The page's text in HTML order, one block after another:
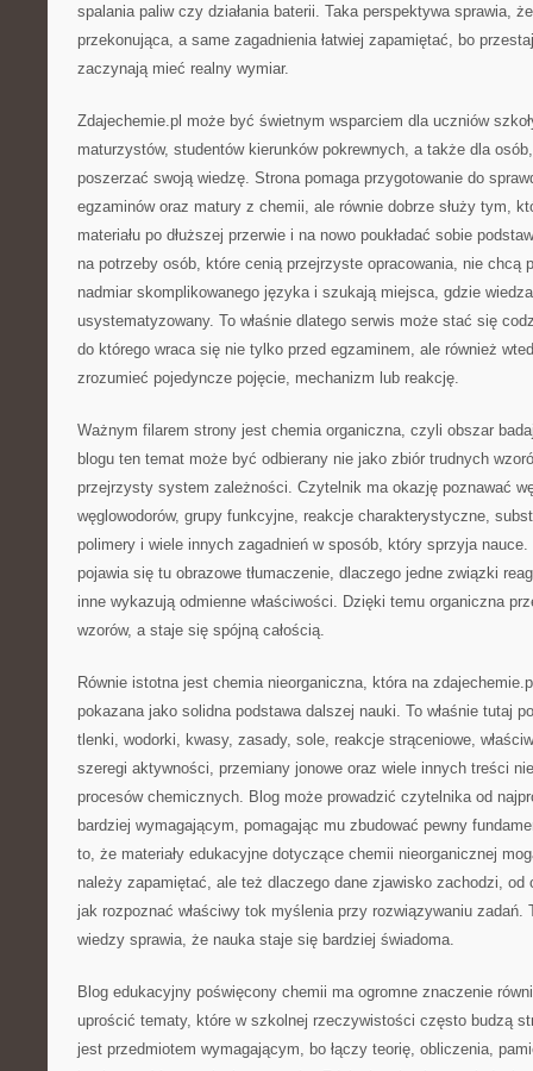
spalania paliw czy działania baterii. Taka perspektywa sprawia,
przekonująca, a same zagadnienia łatwiej zapamiętać, bo
zaczynają mieć realny wymiar.
Zdajechemie.pl może być świetnym wsparciem dla uczniów
maturzystów, studentów kierunków pokrewnych, a także dla
poszerzać swoją wiedzę. Strona pomaga przygotowanie do
egzaminów oraz matury z chemii, ale równie dobrze służy tym,
materiału po dłuższej przerwie i na nowo poukładać sobie
na potrzeby osób, które cenią przejrzyste opracowania, nie chcą
nadmiar skomplikowanego języka i szukają miejsca, gdzie
usystematyzowany. To właśnie dlatego serwis może stać się
do którego wraca się nie tylko przed egzaminem, ale również
zrozumieć pojedyncze pojęcie, mechanizm lub reakcję.
Ważnym filarem strony jest chemia organiczna, czyli obszar
blogu ten temat może być odbierany nie jako zbiór trudnych
przejrzysty system zależności. Czytelnik ma okazję poznawać
węglowodorów, grupy funkcyjne, reakcje charakterystyczne,
polimery i wiele innych zagadnień w sposób, który sprzyja
pojawia się tu obrazowe tłumaczenie, dlaczego jedne związki
inne wykazują odmienne właściwości. Dzięki temu organiczna
wzorów, a staje się spójną całością.
Równie istotna jest chemia nieorganiczna, która na
pokazana jako solidna podstawa dalszej nauki. To właśnie tutaj
tlenki, wodorki, kwasy, zasady, sole, reakcje strąceniowe,
szeregi aktywności, przemiany jonowe oraz wiele innych treści
procesów chemicznych. Blog może prowadzić czytelnika od
bardziej wymagającym, pomagając mu zbudować pewny
to, że materiały edukacyjne dotyczące chemii nieorganicznej
należy zapamiętać, ale też dlaczego dane zjawisko zachodzi, od
jak rozpoznać właściwy tok myślenia przy rozwiązywaniu zadań.
wiedzy sprawia, że nauka staje się bardziej świadoma.
Blog edukacyjny poświęcony chemii ma ogromne znaczenie
uprościć tematy, które w szkolnej rzeczywistości często budzą
jest przedmiotem wymagającym, bo łączy teorię, obliczenia,